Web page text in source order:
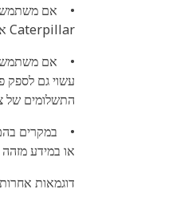
•
אם משתמש
Caterpillar או לסוחר, לפי העניין, ליצור קשר ולתקשר עם המשתמש, כדי להתייחס לבקשתו
•
אם משתמש
עשוי גם לספק
התשלומים של
•
או במידע